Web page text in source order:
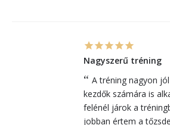
Nagyszerű tréning
A tréning nagyon
kezdők számára is
felénél járok a
jobban értem a